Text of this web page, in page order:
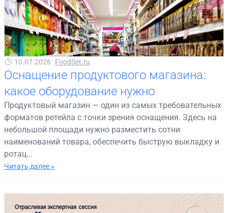
10.07.2026 FoodSet.ru
Оснащение продуктового магазина:
какое оборудование нужно
Продуктовый магазин — один из самых требовательных
форматов ретейла с точки зрения оснащения. Здесь на
небольшой площади нужно разместить сотни
наименований товара, обеспечить быструю выкладку и
ротац...
Читать далее »